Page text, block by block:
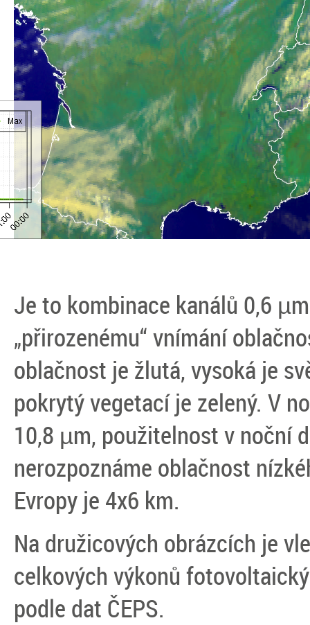
Je to kombinace kanálů 0,6
„přirozenému“ vnímání
oblačnost je žlutá, vysoká je
pokrytý vegetací je zelený. V
10,8 µm, použitelnost v noční
nerozpoznáme oblačnost
Evropy je 4x6 km.
Na družicových obrázcích je
celkových výkonů
podle dat ČEPS.